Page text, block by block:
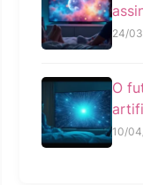
24/
O
10/